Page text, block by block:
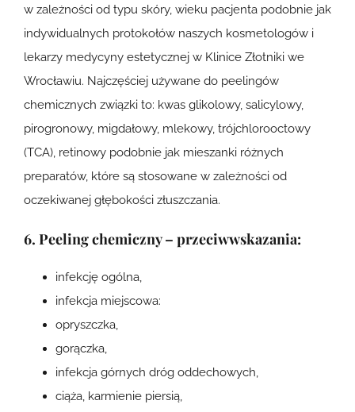
w zależności od typu skóry, wieku pacjenta podobnie jak
indywidualnych protokołów naszych kosmetologów i
lekarzy medycyny estetycznej w Klinice Złotniki we
Wrocławiu. Najczęściej używane do peelingów
chemicznych związki to: kwas glikolowy, salicylowy,
pirogronowy, migdałowy, mlekowy, trójchlorooctowy
(TCA), retinowy podobnie jak mieszanki różnych
preparatów, które są stosowane w zależności od
oczekiwanej głębokości złuszczania.
6. Peeling chemiczny – przeciwwskazania:
infekcję ogólna,
infekcja miejscowa:
opryszczka,
gorączka,
infekcja górnych dróg oddechowych,
ciąża, karmienie piersią,